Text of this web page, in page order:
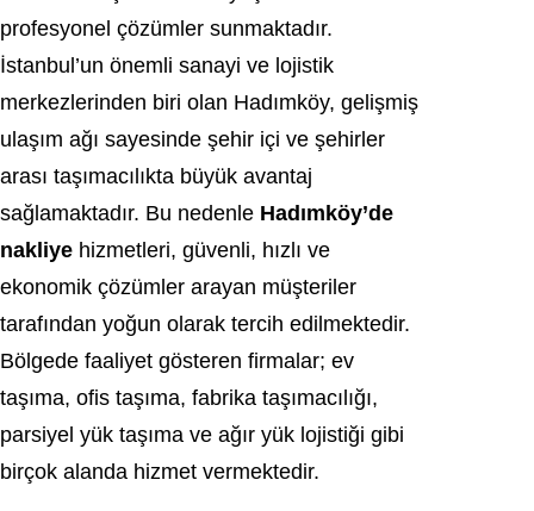
profesyonel çözümler sunmaktadır.
İstanbul’un önemli sanayi ve lojistik
merkezlerinden biri olan Hadımköy, gelişmiş
ulaşım ağı sayesinde şehir içi ve şehirler
arası taşımacılıkta büyük avantaj
sağlamaktadır. Bu nedenle Hadımköy’de
nakliye hizmetleri, güvenli, hızlı ve
ekonomik çözümler arayan müşteriler
tarafından yoğun olarak tercih edilmektedir.
Bölgede faaliyet gösteren firmalar; ev
taşıma, ofis taşıma, fabrika taşımacılığı,
parsiyel yük taşıma ve ağır yük lojistiği gibi
birçok alanda hizmet vermektedir.